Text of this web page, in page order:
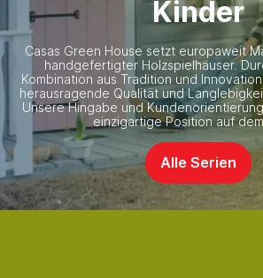
Kinder
Casas Green House setzt europaweit
handgefertigter Holzspielhäuser.
Kombination aus Tradition und
herausragende Qualität und
Unsere Hingabe und
einzigartige Position auf
Alle Serien